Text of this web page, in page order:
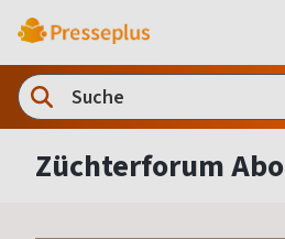
Züchterforum Abo